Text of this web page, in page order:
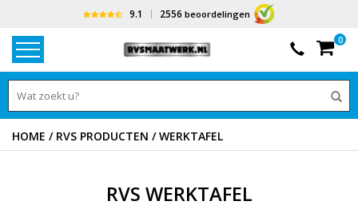
9.1 2556 beoordelingen
0
HOME / RVS PRODUCTEN /WERKTAFEL
RVS WERKTAFEL